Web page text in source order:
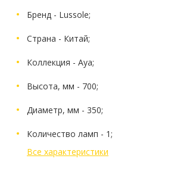
Бренд - Lussole;
Страна - Китай;
Коллекция - Aya;
Высота, мм - 700;
Диаметр, мм - 350;
Количество ламп - 1;
Все характеристики